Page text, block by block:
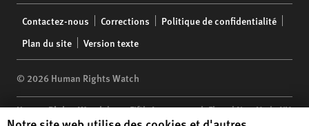
menu
Contactez-nous Corrections
Politique de confidentialité
Plan du site
Version texte
© 2026 Human Rights Watch
Human Rights Watch| 350 Fifth Avenue, 34th Floor | New York,NY